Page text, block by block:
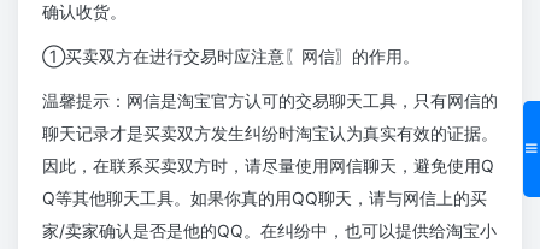
确认收货。
①买卖双方在进行交易时应注意〖网信〗的作用。
温馨提示：网信是淘宝官方认可的交易聊天工具，只有网信的
聊天记录才是买卖双方发生纠纷时淘宝认为真实有效的证据。
因此，在联系买卖双方时，请尽量使用网信聊天，避免使用Q
Q等其他聊天工具。如果你真的用QQ聊天，请与网信上的买
家/卖家确认是否是他的QQ。在纠纷中，也可以提供给淘宝小